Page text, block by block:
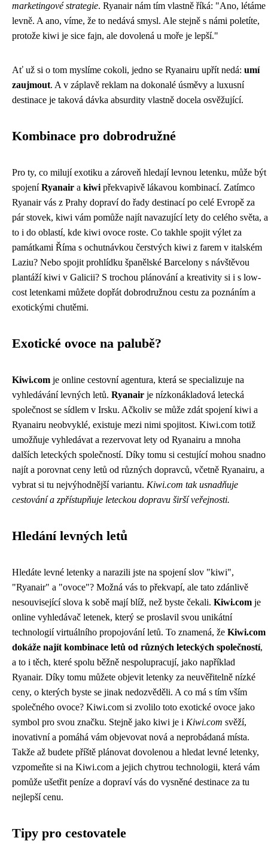
marketingové strategie. Ryanair nám tím vlastně říká: "Ano, létáme
levně. A ano, víme, že to nedává smysl. Ale stejně s námi poletíte,
protože kiwi je sice fajn, ale dovolená u moře je lepší."
Ať už si o tom myslíme cokoli, jedno se Ryanairu upřít nedá: umí
zaujmout. A v záplavě reklam na dokonalé úsměvy a luxusní
destinace je taková dávka absurdity vlastně docela osvěžující.
Kombinace pro dobrodružné
Pro ty, co milují exotiku a zároveň hledají levnou letenku, může být
spojeníRyanair a kiwi překvapivě lákavou kombinací. Zatímco
Ryanair vás z Prahy dopraví do řady destinací po celé Evropě za
pár stovek, kiwi vám pomůže najít navazující lety do celého světa, a
to i do oblastí, kde kiwi ovoce roste. Co takhle spojit výlet za
památkami Říma s ochutnávkou čerstvých kiwi z farem v italském
Laziu? Nebo spojit prohlídku španělské Barcelony s návštěvou
plantáží kiwi v Galicii? S trochou plánování a kreativity si i s low-
cost letenkami můžete dopřát dobrodružnou cestu za poznáním a
exotickými chutěmi.
Exotické ovoce na palubě?
Kiwi.com je online cestovní agentura, která se specializuje na
vyhledávání levných letů. Ryanair je nízkonákladová letecká
společnost se sídlem v Irsku. Ačkoliv se může zdát spojení kiwi a
Ryanairu neobvyklé, existuje mezi nimi spojitost. Kiwi.com totiž
umožňuje vyhledávat a rezervovat lety od Ryanairu a mnoha
dalších leteckých společností. Díky tomu si cestující mohou snadno
najít a porovnat ceny letů od různých dopravců, včetně Ryanairu, a
vybrat si tu nejvýhodnější variantu. Kiwi.com tak usnadňuje
cestování a zpřístupňuje leteckou dopravu širší veřejnosti.
Hledání levných letů
Hledáte levné letenky a narazili jste na spojení slov "kiwi",
"Ryanair" a "ovoce"? Možná vás to překvapí, ale tato zdánlivě
nesouvisející slova k sobě mají blíž, než byste čekali. Kiwi.com je
online vyhledávač letenek, který se proslavil svou unikátní
technologií virtuálního propojování letů. To znamená, že Kiwi.com
dokáže najít kombinace letů od různých leteckých společností,
a to i těch, které spolu běžně nespolupracují, jako například
Ryanair. Díky tomu můžete objevit letenky za neuvěřitelně nízké
ceny, o kterých byste se jinak nedozvěděli. A co má s tím vším
společného ovoce? Kiwi.com si zvolilo toto exotické ovoce jako
symbol pro svou značku. Stejně jako kiwi je i Kiwi.com svěží,
inovativní a pomáhá vám objevovat nová a neprobádaná místa.
Takže až budete příště plánovat dovolenou a hledat levné letenky,
vzpomeňte si na Kiwi.com a jejich chytrou technologii, která vám
pomůže ušetřit peníze a dopraví vás do vysněné destinace za tu
nejlepší cenu.
Tipy pro cestovatele